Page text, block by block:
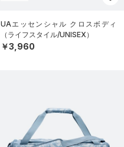
UAエッセンシャル クロスボディ
（ライフスタイル/UNISEX）
￥3,960